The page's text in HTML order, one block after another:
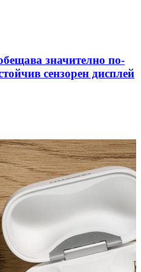
значително по-
сензорен дисплей